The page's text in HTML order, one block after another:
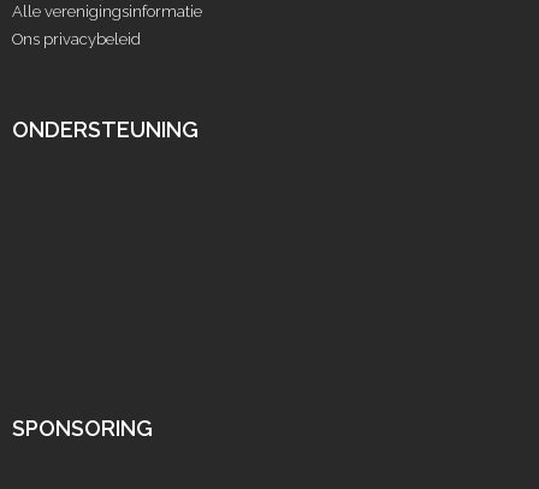
Alle verenigingsinformatie
Ons privacybeleid
ONDERSTEUNING
SPONSORING